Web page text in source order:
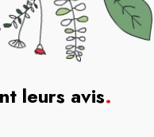
leurs avis.